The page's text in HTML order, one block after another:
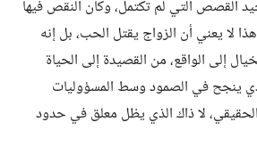
القصص التي لم تكتمل، وكأن النقص فيها
لا يعني أن الزواج يقتل الحب، بل إنه
إلى الواقع، من القصيدة إلى الحياة
ينجح في الصمود وسط المسؤوليات
لا ذاك الذي يظل معلق في حدود